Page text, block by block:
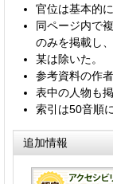
官位は基本的
同ページ内で
のみを掲載し
某は除いた。
参考資料の作
表中の人物も掲
索引は50音順
追加情報